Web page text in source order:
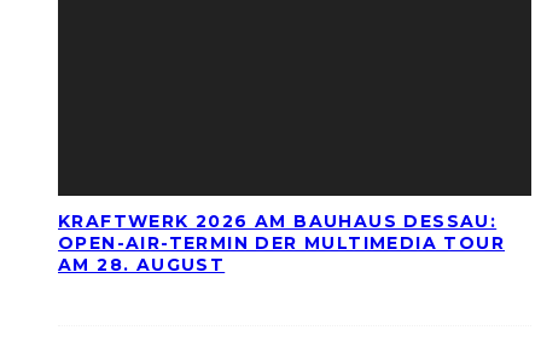
KRAFTWERK 2026 AM BAUHAUS DESSAU:
OPEN-AIR-TERMIN DER MULTIMEDIA TOUR
AM 28. AUGUST